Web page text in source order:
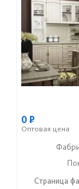
0Р
Оптовая цена
+7 (927) 38-
Страница